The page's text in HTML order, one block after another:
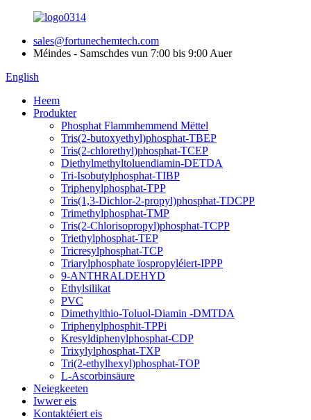
sales@fortunechemtech.com
Méindes - Samschdes vun 7:00 bis 9:00 Auer
English
Heem
Produkter
Phosphat Flammhemmend Mëttel
Tris(2-butoxyethyl)phosphat-TBEP
Tris(2-chlorethyl)phosphat-TCEP
Diethylmethyltoluendiamin-DETDA
Tri-Isobutylphosphat-TIBP
Triphenylphosphat-TPP
Tris(1,3-Dichlor-2-propyl)phosphat-TDCPP
Trimethylphosphat-TMP
Tris(2-Chlorisopropyl)phosphat-TCPP
Triethylphosphat-TEP
Tricresylphosphat-TCP
Triarylphosphate ïospropyléiert-IPPP
9-ANTHRALDEHYD
Ethylsilikat
PVC
Dimethylthio-Toluol-Diamin -DMTDA
Triphenylphosphit-TPPi
Kresyldiphenylphosphat-CDP
Trixylylphosphat-TXP
Tri(2-ethylhexyl)phosphat-TOP
L-Ascorbinsäure
Neiegkeeten
Iwwer eis
Kontaktéiert eis